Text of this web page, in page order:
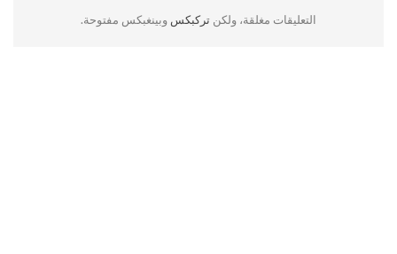
التعليقات مغلقة، ولكن تركبكس وبينغبكس مفتوحة.